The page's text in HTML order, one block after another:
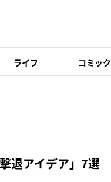
ライフ コミック
退アイデア」7選